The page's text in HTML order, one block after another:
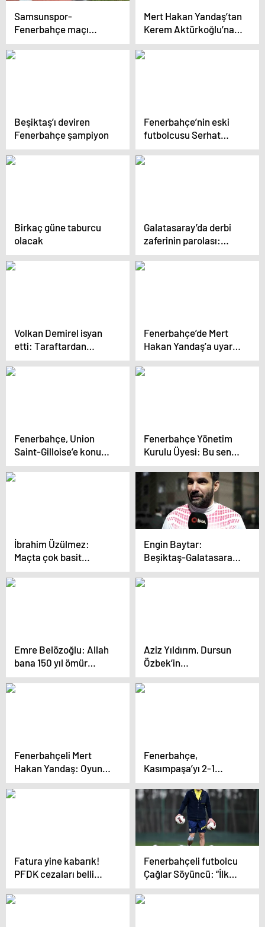
Samsunspor-
Fenerbahçe maçı
öncesi kavga çıktı
Mert Hakan Yandaş’tan
Kerem Aktürkoğlu’na
“Yanlış yolda” cevabı
Beşiktaş’ı deviren
Fenerbahçe şampiyon
Fenerbahçe’nin eski
futbolcusu Serhat
Akın’a silahlı saldırı
Birkaç güne taburcu
olacak
Galatasaray’da derbi
zaferinin parolası:
Onur meselesi
Volkan Demirel isyan
etti: Taraftardan
başka üzülen var mı
Fenerbahçe’de Mert
Hakan Yandaş’a uyarı
geldi: Sakin ol
Fenerbahçe, Union
Saint-Gilloise’e konuk
olacak
Fenerbahçe Yönetim
Kurulu Üyesi: Bu sene
şampiyon olmamız çok
önemli
İbrahim Üzülmez:
Maçta çok basit
hatalar yaptık
Engin Baytar:
Beşiktaş-Galatasaray
derbisinde favori
Galatasaray
Emre Belözoğlu: Allah
bana 150 yıl ömür
verseydi, böyle bir şey
yaşayacağımı
Aziz Yıldırım, Dursun
Özbek’in
açıklamalarına yanıt
verdi
Fenerbahçeli Mert
Hakan Yandaş: Oyunu
güçlendirmemiz lazım
Fenerbahçe,
Kasımpaşa’yı 2-1
Mağlup Ederek
Liderliğe Yükseldi
Fatura yine kabarık!
PFDK cezaları belli
oldu
Fenerbahçeli futbolcu
Çağlar Söyüncü: “İlk
hedefimiz
Fenerbahçe’ye